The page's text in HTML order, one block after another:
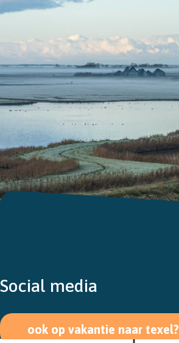
Social media
ook op vakantie naar texel?